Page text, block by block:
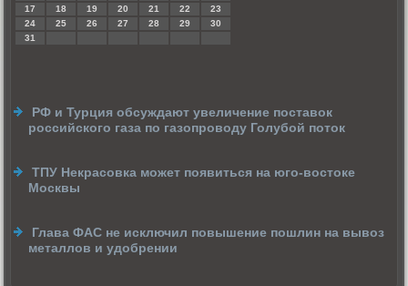
17
18 19 20 21 22
23
24
25 26 27 28 29
30
31
РФ и Турция обсуждают увеличение поставок
российского газа по газопроводу Голубой поток
ТПУ Некрасовка может появиться на юго-востоке
Москвы
Глава ФАС не исключил повышение пошлин на вывоз
металлов и удобрении